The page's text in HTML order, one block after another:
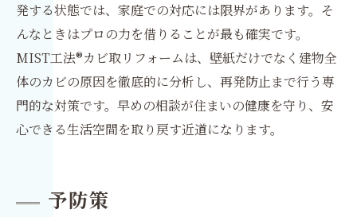
発する状態では、家庭での対応には限界があります。そ
んなときはプロの力を借りることが最も確実です。
MIST工法®カビ取リフォームは、壁紙だけでなく建物全
体のカビの原因を徹底的に分析し、再発防止まで行う専
門的な対策です。早めの相談が住まいの健康を守り、安
心できる生活空間を取り戻す近道になります。
予防策